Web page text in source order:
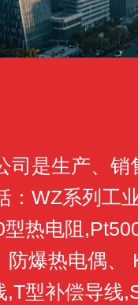
司是生产、销
：WZ系列工
热电阻
爆热电偶、
型补偿导线